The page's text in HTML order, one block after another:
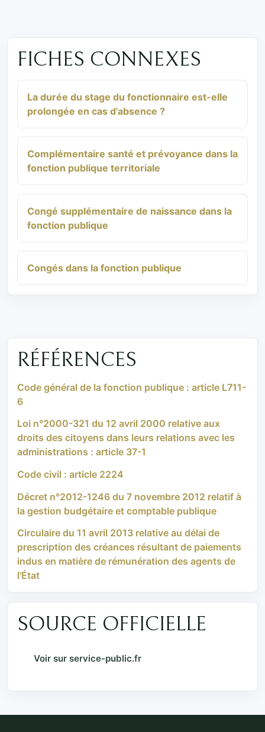
FICHES CONNEXES
La durée du stage du fonctionnaire est-elle
prolongée en cas d'absence ?
Complémentaire santé et prévoyance dans la
fonction publique territoriale
Congé supplémentaire de naissance dans la
fonction publique
Congés dans la fonction publique
RÉFÉRENCES
Code général de la fonction publique : article L711-
6
Loi n°2000-321 du 12 avril 2000 relative aux
droits des citoyens dans leurs relations avec les
administrations : article 37-1
Code civil : article 2224
Décret n°2012-1246 du 7 novembre 2012 relatif à
la gestion budgétaire et comptable publique
Circulaire du 11 avril 2013 relative au délai de
prescription des créances résultant de paiements
indus en matière de rémunération des agents de
l'État
SOURCE OFFICIELLE
Voir sur service-public.fr